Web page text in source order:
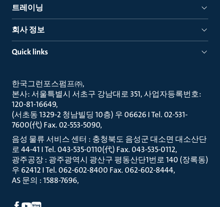
트레이닝
회사 정보
Quick links
한국그런포스펌프㈜
본사: 서울특별시 서초구 강남대로 351, 사업자등록번호:
120-81-16649
(서초동 1329-2 청남빌딩 10층) 우 06626 I Tel. 02-531-
7600(代) Fax. 02-553-5090
음성 물류 서비스 센터 : 충청북도 음성군 대소면 대소산단
로 44-41 I Tel. 043-535-0110(代) Fax. 043-535-0112
광주공장 : 광주광역시 광산구 평동산단1번로 140 (장록동)
우 62412 I Tel. 062-602-8400 Fax. 062-602-8444
AS 문의 : 1588-7696